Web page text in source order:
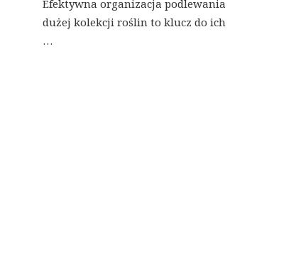
Efektywna organizacja podlewania
dużej kolekcji roślin to klucz do ich
…